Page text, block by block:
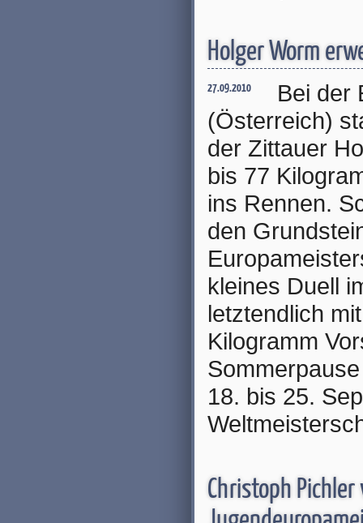
Holger Worm
27.09.2010
Bei der
(Österreich)
der Zittauer
bis 77
ins Rennen.
den
kleines Duell
letztendlich
Kilogramm
18. bis 25.
Christoph